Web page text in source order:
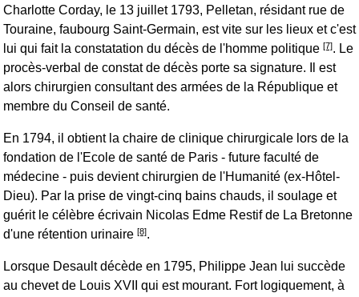
Charlotte Corday, le 13 juillet 1793, Pelletan, résidant rue de
Touraine, faubourg Saint-Germain, est vite sur les lieux et c'est
lui qui fait la constatation du décès de l'homme politique [7]. Le
procès-verbal de constat de décès porte sa signature. Il est
alors chirurgien consultant des armées de la République et
membre du Conseil de santé.
En 1794, il obtient la chaire de clinique chirurgicale lors de la
fondation de l'Ecole de santé de Paris - future faculté de
médecine - puis devient chirurgien de l'Humanité (ex-Hôtel-
Dieu). Par la prise de vingt-cinq bains chauds, il soulage et
guérit le célèbre écrivain Nicolas Edme Restif de La Bretonne
d'une rétention urinaire [8].
Lorsque Desault décède en 1795, Philippe Jean lui succède
au chevet de Louis XVII qui est mourant. Fort logiquement, à